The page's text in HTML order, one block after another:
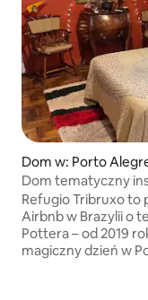
Dom w: Porto
Dom tematyczny
Potterem /
Refugio Tribruxo to
Airbnb w Brazylii o
Pottera – od 2019 roku.
magiczny dzień w